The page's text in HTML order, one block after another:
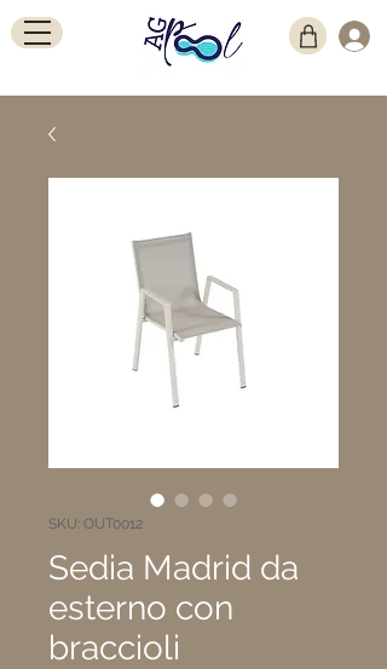
SKU: OUT0012
Sedia Madrid da
esterno con
braccioli